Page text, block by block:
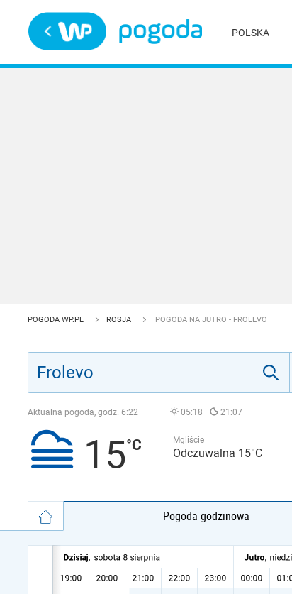
POLSKA
POGODA WP.PL ROSJA POGODA NA JUTRO - FROLEVO
Aktualna pogoda, godz. 6:22 05:18 21:07
15 Mgliście
Odczuwalna 15°C
Pogoda godzinowa